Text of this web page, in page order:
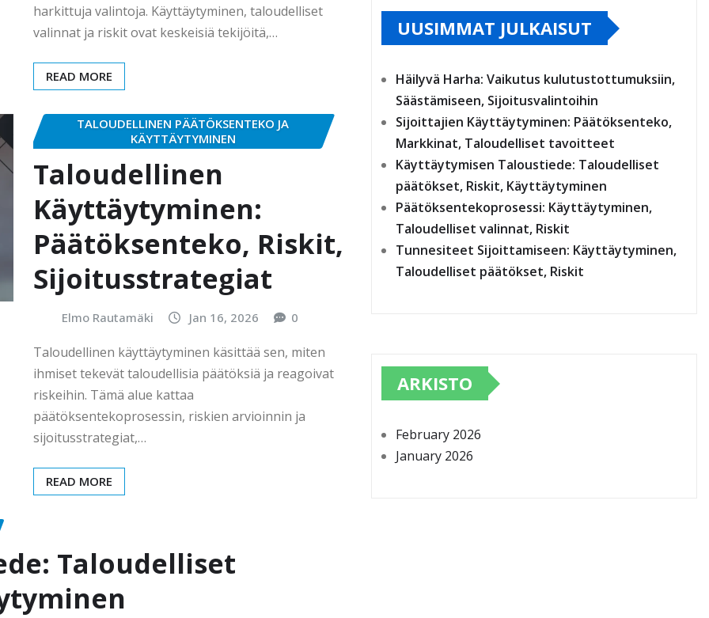
harkittuja valintoja. Käyttäytyminen, taloudelliset
valinnat ja riskit ovat keskeisiä tekijöitä,…
READ MORE
TALOUDELLINEN PÄÄTÖKSENTEKO JA
KÄYTTÄYTYMINEN
Taloudellinen
Käyttäytyminen:
Päätöksenteko, Riskit,
Sijoitusstrategiat
Elmo Rautamäki Jan 16, 2026 0
Taloudellinen käyttäytyminen käsittää sen, miten
ihmiset tekevät taloudellisia päätöksiä ja reagoivat
riskeihin. Tämä alue kattaa
päätöksentekoprosessin, riskien arvioinnin ja
sijoitusstrategiat,…
READ MORE
Taloudelliset
UUSIMMAT JULKAISUT
Häilyvä Harha: Vaikutus kulutustottumuksiin,
Säästämiseen, Sijoitusvalintoihin
Sijoittajien Käyttäytyminen: Päätöksenteko,
Markkinat, Taloudelliset tavoitteet
Käyttäytymisen Taloustiede: Taloudelliset
päätökset, Riskit, Käyttäytyminen
Päätöksentekoprosessi: Käyttäytyminen,
Taloudelliset valinnat, Riskit
Tunnesiteet Sijoittamiseen: Käyttäytyminen,
Taloudelliset päätökset, Riskit
ARKISTO
February 2026
January 2026